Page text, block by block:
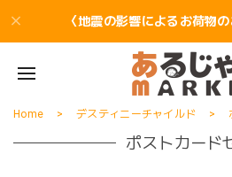
〈地震の影響によるお荷物
Home デスティニーチャイルド
ポストカード